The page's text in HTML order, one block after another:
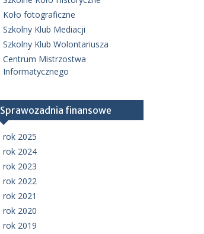
Koło fotograficzne
Szkolny Klub Mediacji
Szkolny Klub Wolontariusza
Centrum Mistrzostwa
Informatycznego
Sprawozadnia finansowe
rok 2025
rok 2024
rok 2023
rok 2022
rok 2021
rok 2020
rok 2019